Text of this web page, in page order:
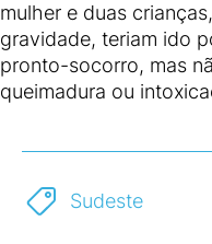
mulher e duas
gravidade, teriam ido
pronto-socorro, mas
queimadura ou
Sudeste